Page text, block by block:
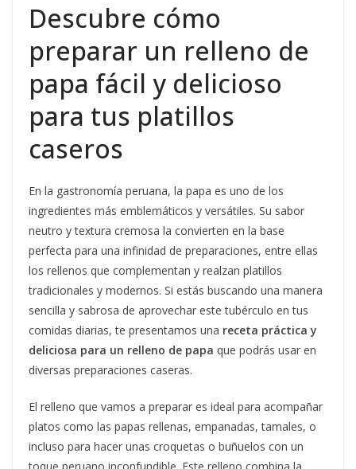
Descubre cómo
preparar un relleno de
papa fácil y delicioso
para tus platillos
caseros
En la gastronomía peruana, la papa es uno de los
ingredientes más emblemáticos y versátiles. Su sabor
neutro y textura cremosa la convierten en la base
perfecta para una infinidad de preparaciones, entre ellas
los rellenos que complementan y realzan platillos
tradicionales y modernos. Si estás buscando una manera
sencilla y sabrosa de aprovechar este tubérculo en tus
comidas diarias, te presentamos una receta práctica y
deliciosa para un relleno de papa que podrás usar en
diversas preparaciones caseras.
El relleno que vamos a preparar es ideal para acompañar
platos como las papas rellenas, empanadas, tamales, o
incluso para hacer unas croquetas o buñuelos con un